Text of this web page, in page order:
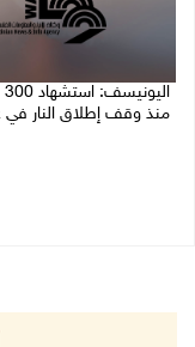
منذ وقف إطلاق النار في